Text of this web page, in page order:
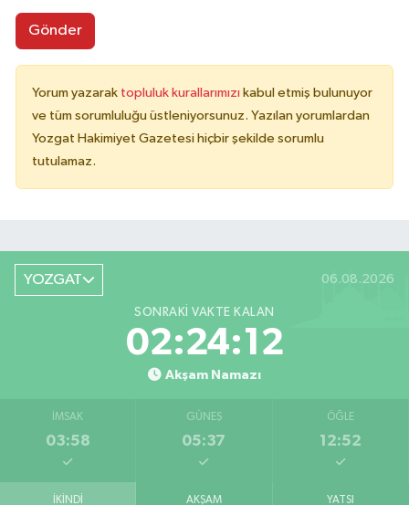
Gönder
Yorum yazarak topluluk kurallarımızı kabul etmiş bulunuyor
ve tüm sorumluluğu üstleniyorsunuz. Yazılan yorumlardan
Yozgat Hakimiyet Gazetesi hiçbir şekilde sorumlu
tutulamaz.
YOZGAT 06.08.2026
SONRAKI VAKTE KALAN
02:24:12
Akşam Namazı
İMSAK
03:58
GÜNEŞ
05:37
ÖĞLE
12:52
İKINDI AKŞAM YATSI